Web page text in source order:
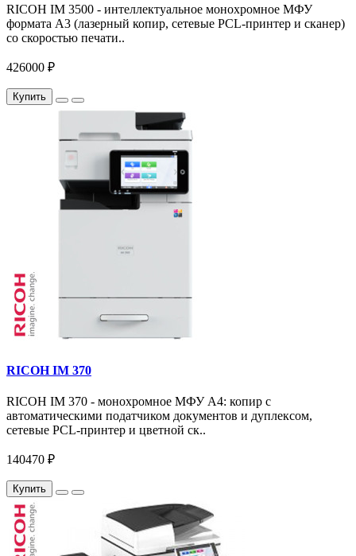
RICOH IM 3500 - интеллектуальное монохромное МФУ
формата А3 (лазерный копир, сетевые PCL-принтер и сканер)
со скоростью печати..
426000 ₽
Купить
RICOH IM 370
RICOH IM 370 - монохромное МФУ A4: копир с
автоматическими податчиком документов и дуплексом,
сетевые PCL-принтер и цветной ск..
140470 ₽
Купить